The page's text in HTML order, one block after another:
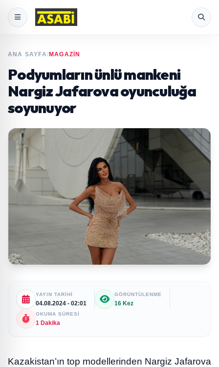
ANA SAYFA/ MAGAZİN
Podyumların ünlü mankeni
Nargiz Jafarova oyunculuğa
soyunuyor
YAYIN TARIHI
04.08.2024 - 02:01
GÖRÜNTÜLENME
16 Kez
OKUMA SÜRESI
1 Dakika
Kazakistan’ın top modellerinden Nargiz Jafarova